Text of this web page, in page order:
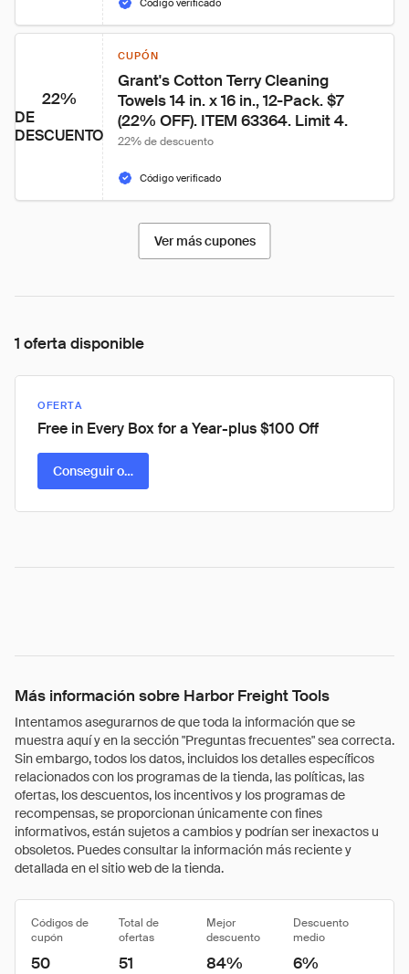
Código verificado
22%
DE
DESCUENTO
CUPÓN
Grant's Cotton Terry Cleaning
Towels 14 in. x 16 in., 12-Pack. $7
(22% OFF). ITEM 63364. Limit 4.
22% de descuento
Código verificado
Ver más cupones
1 oferta disponible
OFERTA
Free in Every Box for a Year-plus $100 Off
Conseguir oferta
Más información sobre Harbor Freight Tools
Intentamos asegurarnos de que toda la información que se
muestra aquí y en la sección "Preguntas frecuentes" sea correcta.
Sin embargo, todos los datos, incluidos los detalles específicos
relacionados con los programas de la tienda, las políticas, las
ofertas, los descuentos, los incentivos y los programas de
recompensas, se proporcionan únicamente con fines
informativos, están sujetos a cambios y podrían ser inexactos u
obsoletos. Puedes consultar la información más reciente y
detallada en el sitio web de la tienda.
Códigos de
cupón
Total de
ofertas
Mejor
descuento
Descuento
medio
50 51 84% 6%